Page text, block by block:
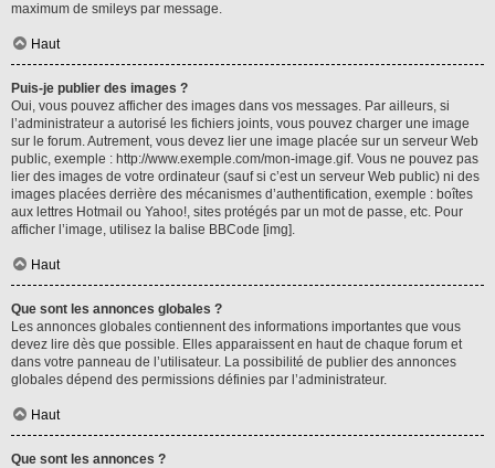
maximum de smileys par message.
Haut
Puis-je publier des images ?
Oui, vous pouvez afficher des images dans vos messages. Par ailleurs, si
l’administrateur a autorisé les fichiers joints, vous pouvez charger une image
sur le forum. Autrement, vous devez lier une image placée sur un serveur Web
public, exemple : http://www.exemple.com/mon-image.gif. Vous ne pouvez pas
lier des images de votre ordinateur (sauf si c’est un serveur Web public) ni des
images placées derrière des mécanismes d’authentification, exemple : boîtes
aux lettres Hotmail ou Yahoo!, sites protégés par un mot de passe, etc. Pour
afficher l’image, utilisez la balise BBCode [img].
Haut
Que sont les annonces globales ?
Les annonces globales contiennent des informations importantes que vous
devez lire dès que possible. Elles apparaissent en haut de chaque forum et
dans votre panneau de l’utilisateur. La possibilité de publier des annonces
globales dépend des permissions définies par l’administrateur.
Haut
Que sont les annonces ?